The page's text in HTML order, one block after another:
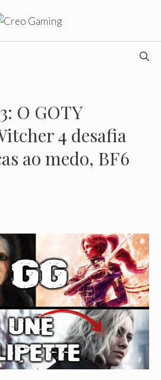
O GOTY
4 desafia
ao medo, BF6